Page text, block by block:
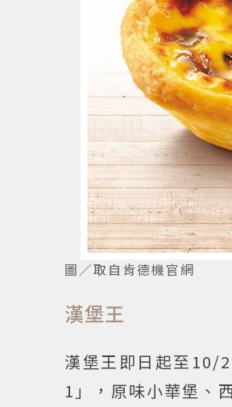
圖／取自肯德機官網
漢堡王
漢堡王即日起至10/
1」，原味小華堡、